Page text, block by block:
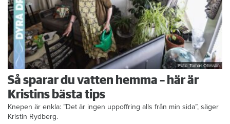
Foto: Tomas Ohlsson
Så sparar du vatten hemma – här är
Kristins bästa tips
Knepen är enkla: ”Det är ingen uppoffring alls från min sida”, säger
Kristin Rydberg.